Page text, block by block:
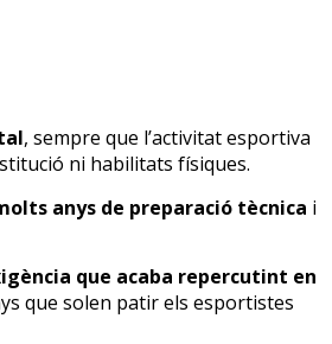
, sempre que l’activitat esportiva
ni habilitats físiques.
anys de preparació tècnica i
que acaba repercutint en
que solen patir els esportistes